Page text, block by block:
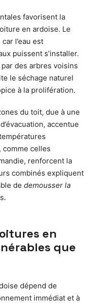
favorisent la
en ardoise. Le
l’eau est
puissent s’installer.
des arbres voisins
le séchage naturel
à la prolifération.
du toit, due à une
accentue
comme celles
renforcent la
combinés expliquent
de demousser la
en
que
dépend de
immédiat et à